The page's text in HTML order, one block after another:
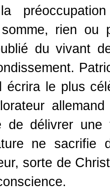
somme, rien
du vivant
écrira le plus
de délivrer une
ne sacrifie
sorte de